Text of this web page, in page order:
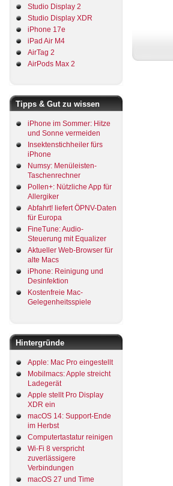
Studio Display 2
Studio Display XDR
iPhone 17e
iPad Air M4
AirTag 2
AirPods Max 2
Tipps & Gut zu wissen
iPhone im Sommer: Hitze
und Sonne vermeiden
Insektenstichheiler fürs
iPhone
Numsy: Menüleisten-
Taschenrechner
Pollen+: Nützliche App für
Allergiker
Abfahrt! liefert ÖPNV-Daten
für Europa
FineTune: Audio-
Steuerung mit Equalizer
Aktueller Web-Browser für
alte Macs
iPhone: Reinigung und
Desinfektion
Kostenfreie Mac-
Gelegenheitsspiele
Hintergründe
Apple: Mac Pro eingestellt
Mobilmacs: Apple streicht
Ladegerät
Apple stellt Pro Display
XDR ein
macOS 14: Support-Ende
im Herbst
Computertastatur reinigen
Wi-Fi 8 verspricht
zuverlässigere
Verbindungen
macOS 27 und Time